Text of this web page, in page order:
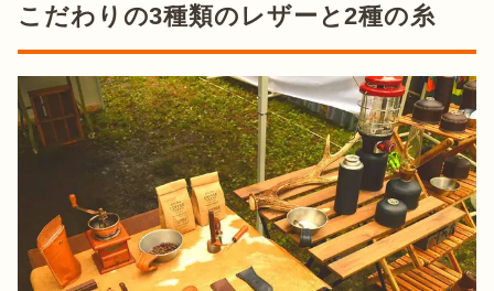
こだわりの3種類のレザーと2種の糸